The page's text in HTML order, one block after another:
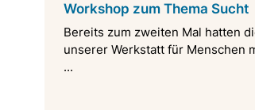
Workshop zum Thema Sucht
Bereits zum zweiten Mal hatten
unserer Werkstatt für Menschen
...